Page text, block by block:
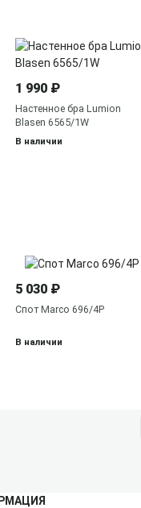
1 990 ₽
Настенное бра Lumion
Blasen 6565/1W
В наличии
5 030 ₽
Спот Marco 696/4P
В наличии